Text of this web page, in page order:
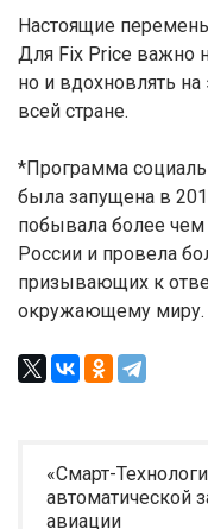
Настоящие
Для Fix Price важно
но и вдохновлять
всей стране.
*Программа
была запущена в
побывала более чем
России и провела
призывающих к
окружающему миру.
«Смарт-
автоматической
авиации